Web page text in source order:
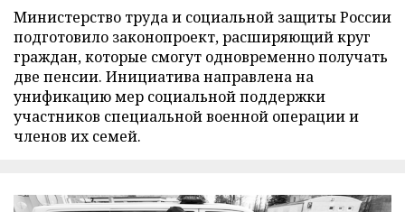
Министерство труда и социальной защиты России
подготовило законопроект, расширяющий круг
граждан, которые смогут одновременно получать
две пенсии. Инициатива направлена на
унификацию мер социальной поддержки
участников специальной военной операции и
членов их семей.